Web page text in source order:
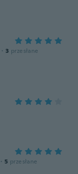
· 3 przesłane
· 5 przesłane